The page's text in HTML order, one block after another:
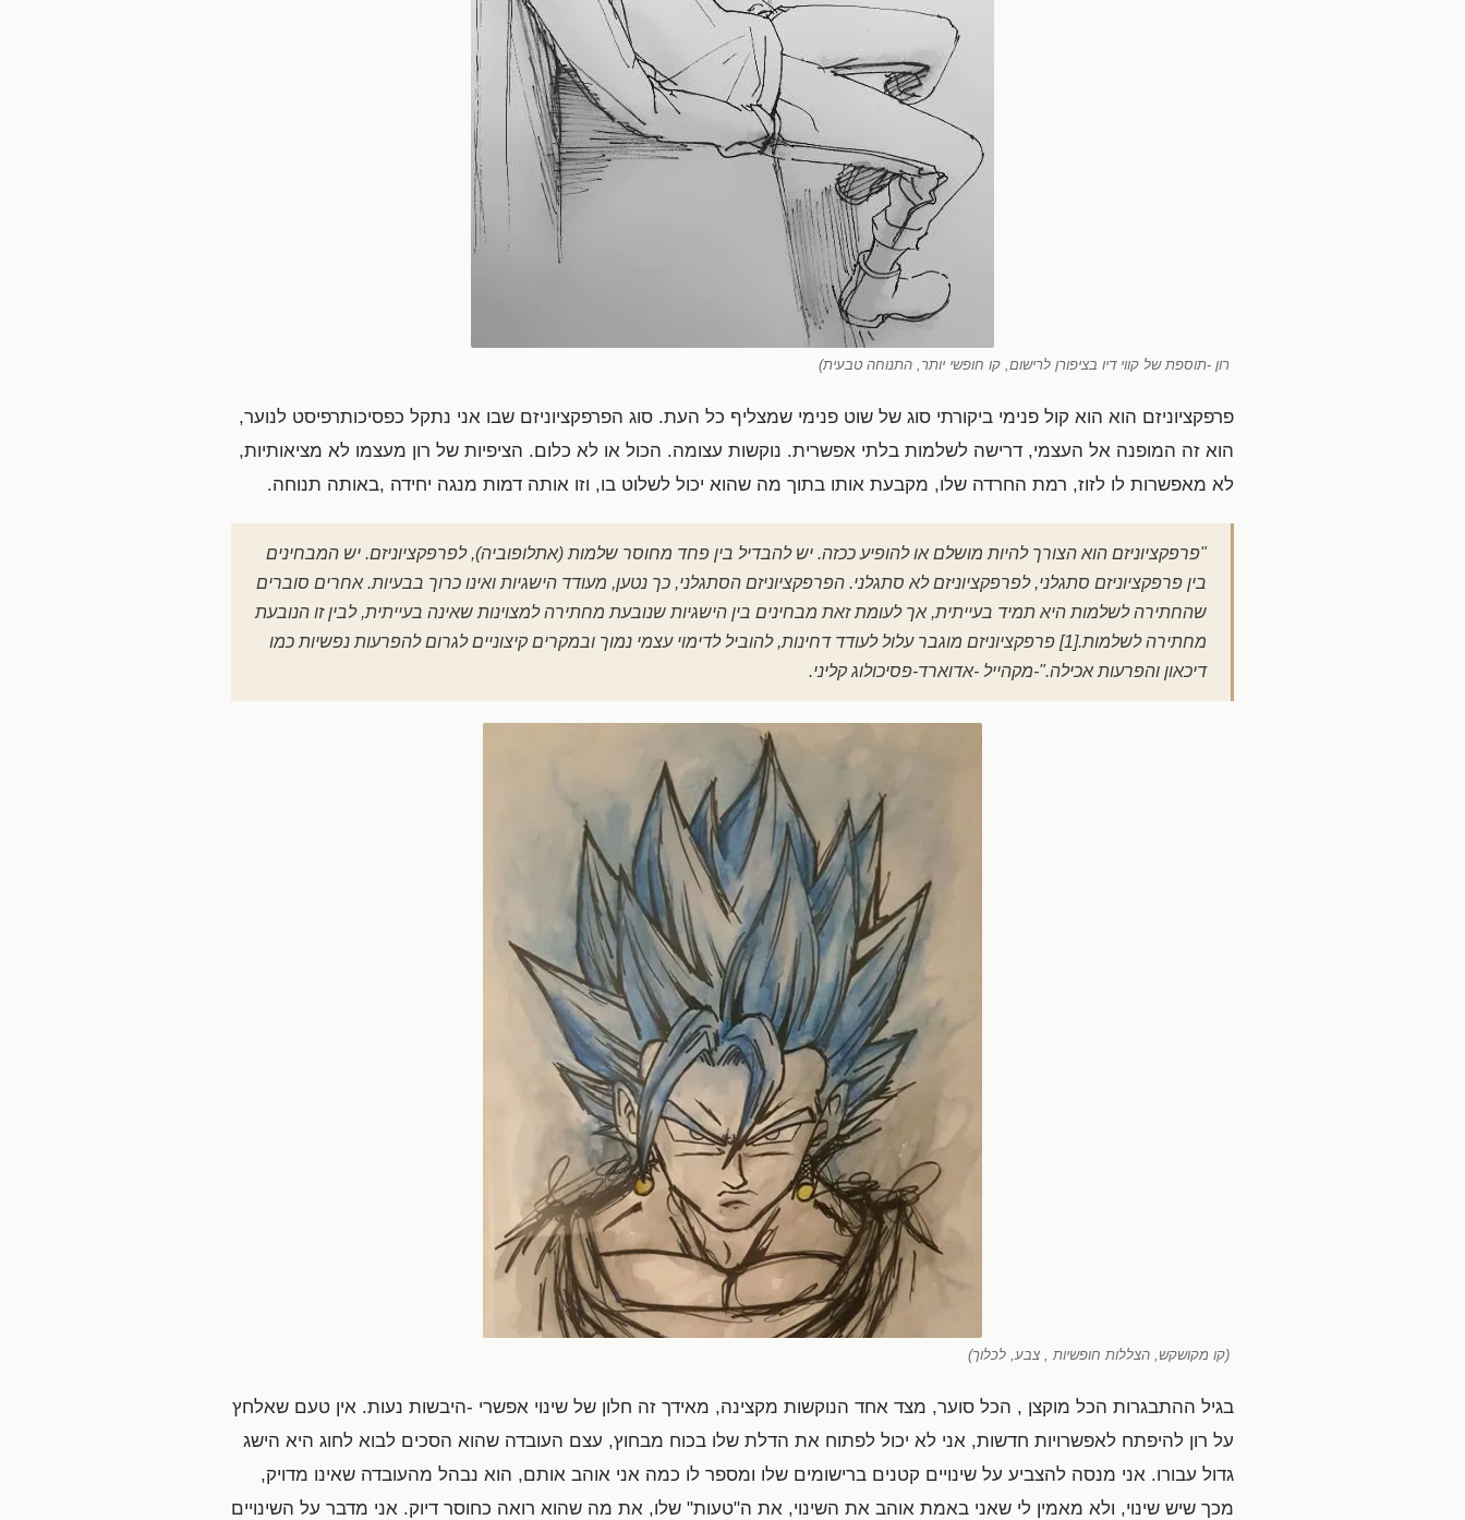
רון -תוספת של קווי דיו בציפורן לרישום, קו חופשי יותר, התנוחה טבעית)
פרפקציוניזם הוא הוא קול פנימי ביקורתי סוג של שוט פנימי שמצליף כל העת. סוג הפרפקציוניזם שבו אני נתקל כפסיכותרפיסט לנוער,
הוא זה המופנה אל העצמי, דרישה לשלמות בלתי אפשרית. נוקשות עצומה. הכול או לא כלום. הציפיות של רון מעצמו לא מציאותיות,
לא מאפשרות לו לזוז, רמת החרדה שלו, מקבעת אותו בתוך מה שהוא יכול לשלוט בו, וזו אותה דמות מנגה יחידה ,באותה תנוחה.
"פרפקציוניזם הוא הצורך להיות מושלם או להופיע ככזה. יש להבדיל בין פחד מחוסר שלמות (אתלופוביה), לפרפקציוניזם. יש המבחינים
בין פרפקציוניזם סתגלני, לפרפקציוניזם לא סתגלני. הפרפקציוניזם הסתגלני, כך נטען, מעודד הישגיות ואינו כרוך בבעיות. אחרים סוברים
שהחתירה לשלמות היא תמיד בעייתית, אך לעומת זאת מבחינים בין הישגיות שנובעת מחתירה למצוינות שאינה בעייתית, לבין זו הנובעת
מחתירה לשלמות.[1] פרפקציוניזם מוגבר עלול לעודד דחינות, להוביל לדימוי עצמי נמוך ובמקרים קיצוניים לגרום להפרעות נפשיות כמו
דיכאון והפרעות אכילה."-מקהייל -אדוארד-פסיכולוג קליני.
(קו מקושקש, הצללות חופשיות , צבע, לכלוך)
בגיל ההתבגרות הכל מוקצן , הכל סוער, מצד אחד הנוקשות מקצינה, מאידך זה חלון של שינוי אפשרי -היבשות נעות. אין טעם שאלחץ
על רון להיפתח לאפשרויות חדשות, אני לא יכול לפתוח את הדלת שלו בכוח מבחוץ, עצם העובדה שהוא הסכים לבוא לחוג היא הישג
גדול עבורו. אני מנסה להצביע על שינויים קטנים ברישומים שלו ומספר לו כמה אני אוהב אותם, הוא נבהל מהעובדה שאינו מדויק,
מכך שיש שינוי, ולא מאמין לי שאני באמת אוהב את השינוי, את ה"טעות" שלו, את מה שהוא רואה כחוסר דיוק. אני מדבר על השינויים